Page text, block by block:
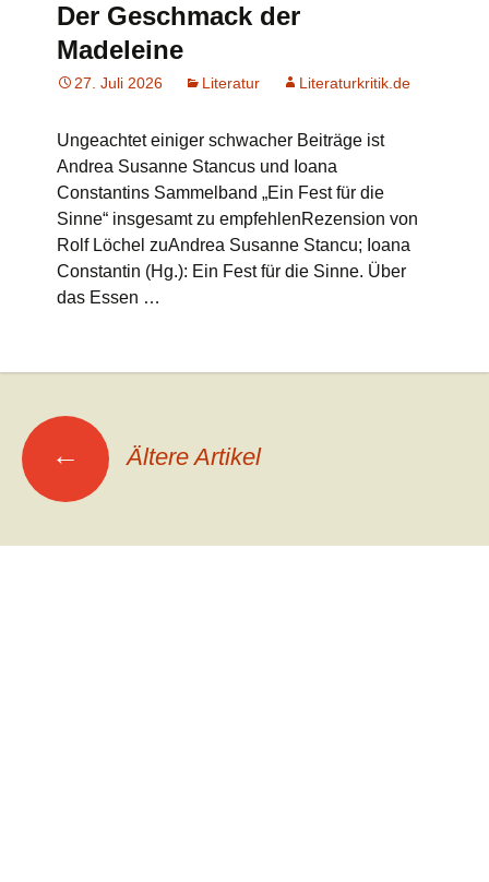
Der Geschmack der
Madeleine
27. Juli 2026 Literatur Literaturkritik.de
Ungeachtet einiger schwacher Beiträge ist
Andrea Susanne Stancus und Ioana
Constantins Sammelband „Ein Fest für die
Sinne“ insgesamt zu empfehlenRezension von
Rolf Löchel zuAndrea Susanne Stancu; Ioana
Constantin (Hg.): Ein Fest für die Sinne. Über
das Essen …
Beitrags-
Navigation
← Ältere Artikel